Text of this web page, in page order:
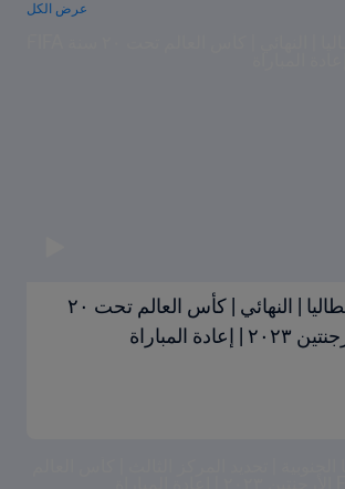
عرض الكل
أوروغواي و إيطاليا | النهائي | كأس العالم تحت ٢٠